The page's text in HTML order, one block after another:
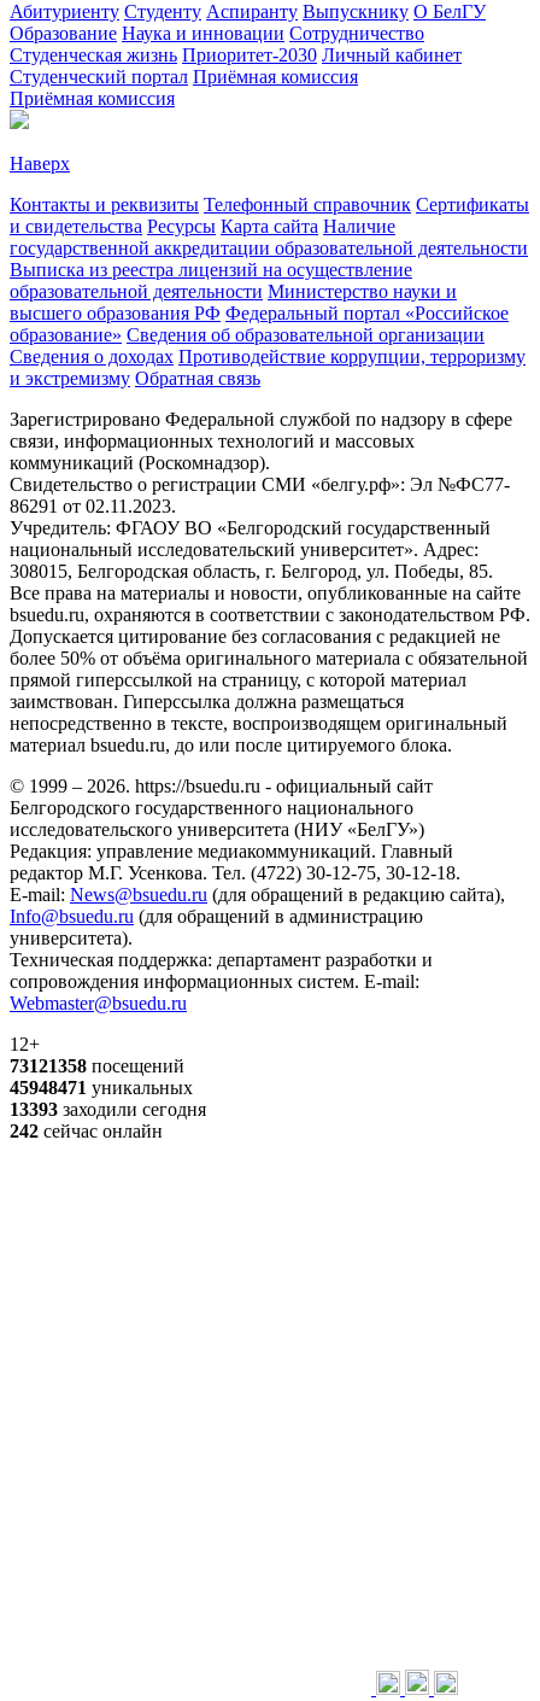
Абитуриенту Студенту Аспиранту Выпускнику О БелГУ
Образование Наука и инновации Сотрудничество
Студенческая жизнь Приоритет-2030 Личный кабинет
Студенческий портал Приёмная комиссия
Приёмная комиссия
Наверх
Контакты и реквизиты Телефонный справочник Сертификаты
и свидетельства Ресурсы Карта сайта Наличие
государственной аккредитации образовательной деятельности
Выписка из реестра лицензий на осуществление
образовательной деятельности Министерствo науки и
высшего образования РФ Федеральный портал «Российское
образование» Сведения об образовательной организации
Сведения о доходах Противодействие коррупции, терроризму
и экстремизму Обратная связь
Зарегистрировано Федеральной службой по надзору в сфере
связи, информационных технологий и массовых
коммуникаций (Роскомнадзор).
Свидетельство о регистрации СМИ «белгу.рф»: Эл №ФС77-
86291 от 02.11.2023.
Учредитель: ФГАОУ ВО «Белгородский государственный
национальный исследовательский университет». Адрес:
308015, Белгородская область, г. Белгород, ул. Победы, 85.
Все права на материалы и новости, опубликованные на сайте
bsuedu.ru, охраняются в соответствии с законодательством РФ.
Допускается цитирование без согласования с редакцией не
более 50% от объёма оригинального материала с обязательной
прямой гиперссылкой на страницу, с которой материал
заимствован. Гиперссылка должна размещаться
непосредственно в тексте, воспроизводящем оригинальный
материал bsuedu.ru, до или после цитируемого блока.
© 1999 – 2026. https://bsuedu.ru - официальный сайт
Белгородского государственного национального
исследовательского университета (НИУ «БелГУ»)
Редакция: управление медиакоммуникаций. Главный
редактор М.Г. Усенкова. Тел. (4722) 30-12-75, 30-12-18.
E-mail: News@bsuedu.ru (для обращений в редакцию сайта),
Info@bsuedu.ru (для обращений в администрацию
университета).
Техническая поддержка: департамент разработки и
сопровождения информационных систем. E-mail:
Webmaster@bsuedu.ru
12+
73121358 посещений
45948471 уникальных
13393 заходили сегодня
242 сейчас онлайн